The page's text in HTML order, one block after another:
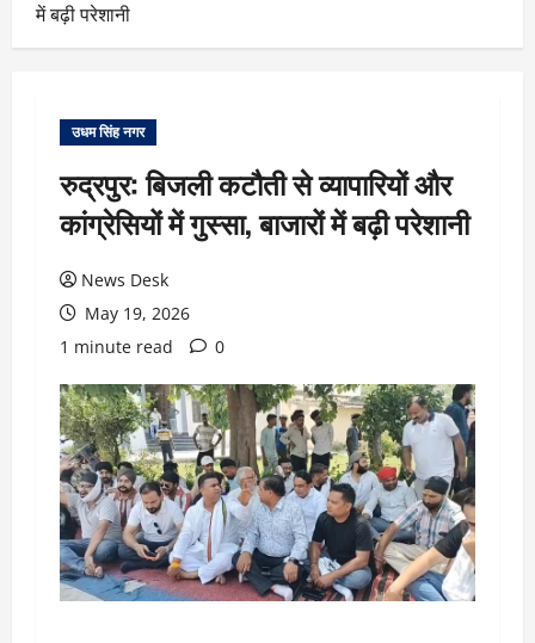
में बढ़ी परेशानी
उधम सिंह नगर
रुद्रपुर: बिजली कटौती से व्यापारियों और
कांग्रेसियों में गुस्सा, बाजारों में बढ़ी परेशानी
News Desk
May 19, 2026
1 minute read
0